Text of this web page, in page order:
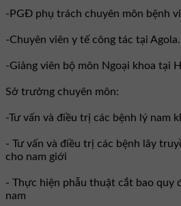
-PGĐ phụ trách chuyên môn bệnh
-Chuyên viên y tế công tác tại
-Giảng viên bộ môn Ngoại khoa tại
Sở trưởng chuyên môn:
-Tư vấn và điều trị các bệnh lý nam
- Tư vấn và điều trị các bệnh lây
cho nam giới
- Thực hiện phẫu thuật cắt bao quy
nam